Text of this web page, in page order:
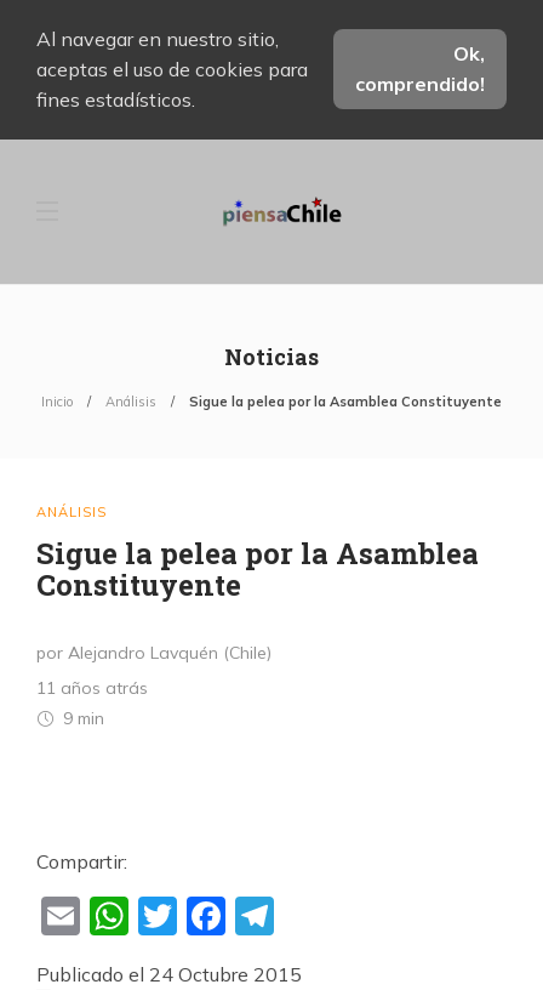
Al navegar en nuestro sitio,
aceptas el uso de cookies para
fines estadísticos.
Ok,
comprendido!
Noticias
Inicio Análisis Sigue la pelea por la Asamblea Constituyente
ANÁLISIS
Sigue la pelea por la Asamblea
Constituyente
por Alejandro Lavquén (Chile)
11 años atrás
9 min
Compartir:
EmailWhatsApp
TwitterFacebook
Publicado el 24 Octubre 2015